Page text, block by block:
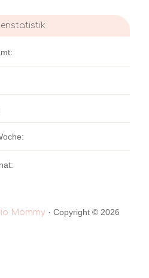
Mommy · Copyright © 2026